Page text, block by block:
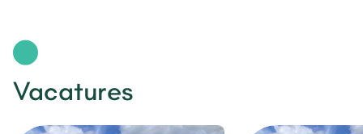
Vacatures